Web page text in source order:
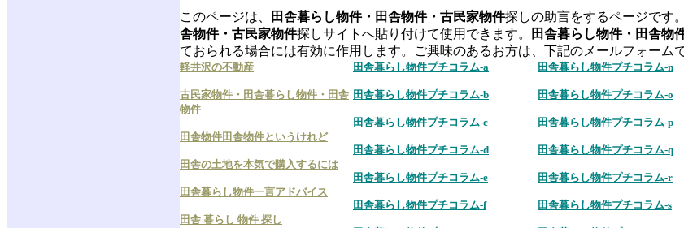
このページは、 田舎暮らし物件・田舎物件・古民家物件探しの助言をするページです
舎物件・古民家物件探しサイトへ貼り付けて使用できます。 田舎暮らし物件・田舎物
ておられる場合には有効に作用します。ご興味のあるお方は、下記のメールフォーム
軽井沢の不動産
古民家物件・田舎暮らし物件・田舎
物件
田舎物件田舎物件というけれど
田舎の土地を本気で購入するには
田舎暮らし物件一言アドバイス
田舎 暮らし 物件 探し
田舎暮らし物件プチコラム-a
田舎暮らし物件プチコラム-b
田舎暮らし物件プチコラム-c
田舎暮らし物件プチコラム-d
田舎暮らし物件プチコラム-e
田舎暮らし物件プチコラム-f
田舎暮らし物件プチコラム-n
田舎暮らし物件プチコラム-o
田舎暮らし物件プチコラム-p
田舎暮らし物件プチコラム-q
田舎暮らし物件プチコラム-r
田舎暮らし物件プチコラム-s